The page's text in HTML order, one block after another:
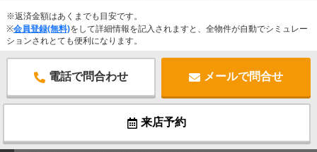
※返済金額はあくまでも目安です。
※会員登録(無料)をして詳細情報を記入されますと、全物件が自動でシミュレー
ションされとても便利になります。
電話で問合わせ メールで問合せ
来店予約